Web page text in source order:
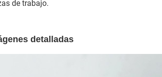
de trabajo.
detalladas